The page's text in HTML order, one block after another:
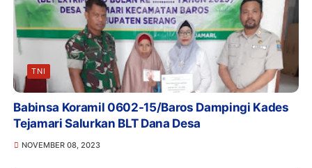
TNI
Babinsa Koramil 0602-15/Baros Dampingi Kades
Tejamari Salurkan BLT Dana Desa
NOVEMBER 08, 2023